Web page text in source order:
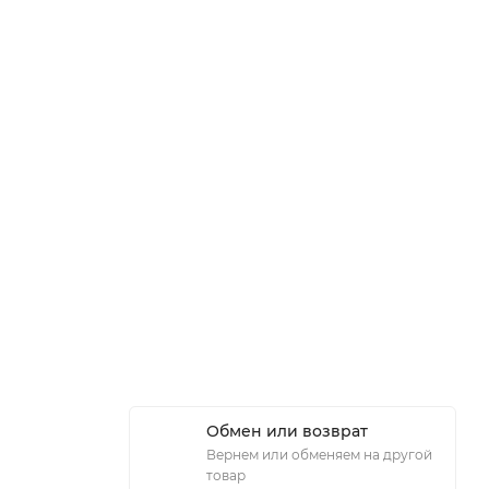
Обмен или возврат
Вернем или обменяем на другой
товар